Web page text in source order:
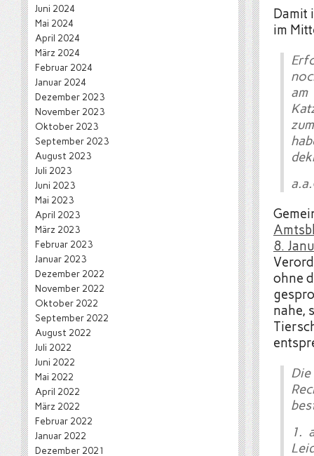
Damit
im
8.
ohne
nahe,
1.
Juni 2024
Mai 2024
April 2024
März 2024
Februar 2024
Januar 2024
Dezember 2023
November 2023
Oktober 2023
September 2023
August 2023
Juli 2023
Juni 2023
Mai 2023
April 2023
März 2023
Februar 2023
Januar 2023
Dezember 2022
November 2022
Oktober 2022
September 2022
August 2022
Juli 2022
Juni 2022
Mai 2022
April 2022
März 2022
Februar 2022
Januar 2022
Dezember 2021